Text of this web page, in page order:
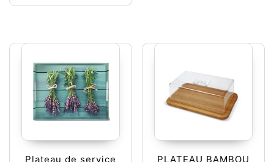
Plateau de service PLATEAU BAMBOU